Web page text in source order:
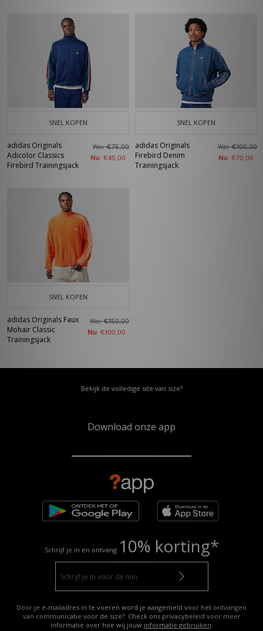
SNEL KOPEN
adidas Originals
Adicolor Classics
Firebird Trainingsjack
Was€75,00
Nu €45,00
SNEL KOPEN
adidas Originals
Firebird Denim
Trainingsjack
Was€100,00
Nu €70,00
SNEL KOPEN
adidas Originals Faux
Mohair Classic
Trainingsjack
Was€150,00
Nu €100,00
Bekijk de volledige site van size?
Download onze app
Schrijf je in en ontvang 10% korting*
Door je e-mailadres in te voeren word je aangemeld voor het ontvangen
van communicatie voor de size?. Check ons privacybeleid voor meer
informatie over hoe wij jouw informatie gebruiken.